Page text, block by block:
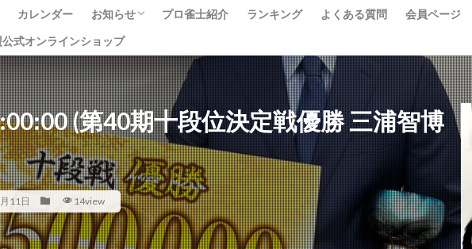
カレンダー お知らせ
イベント
ニュース
すべて
プロ雀士紹介 ランキング よくある質問
会員ページ
式オンラインショップ
(第40期十段位決定戦優勝 三浦智博
11日 14view